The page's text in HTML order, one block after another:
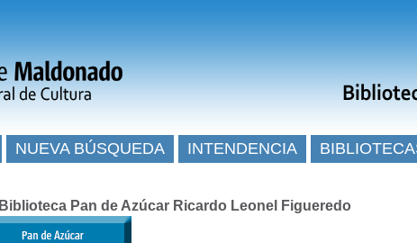
Biblioteca Pan de Azúcar Ricardo Leonel Figueredo
NUEVA BÚSQUEDA INTENDENCIA